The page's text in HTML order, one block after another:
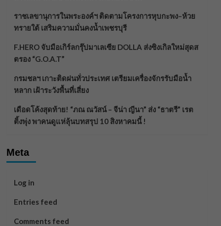
ราชเลขานุการในพระองค์ฯ ติดตามโครงการหุบกะพง–ห้วย
ทรายใต้ เสริมความมั่นคงน้ำเพชรบุรี
F.HERO จับมือเกิร์ลกรุ๊ปมาเลเซีย DOLLA ส่งซิงเกิลใหม่สุดส
ตรอง “G.O.A.T”
กรมชลฯ เกาะติดฝนทั่วประเทศ เตรียมเครื่องจักรรับมือน้ำ
หลาก เฝ้าระวังพื้นที่เสี่ยง
เดือดโค้งสุดท้าย! “ภณ ณวัสน์ – จีน่า ญีนา” ส่ง “ธาตรี” เรต
ติ้งพุ่ง พาคนดูแห่ลุ้นบทสรุป 10 สิงหาคมนี้ !
Meta
Log in
Entries feed
Comments feed